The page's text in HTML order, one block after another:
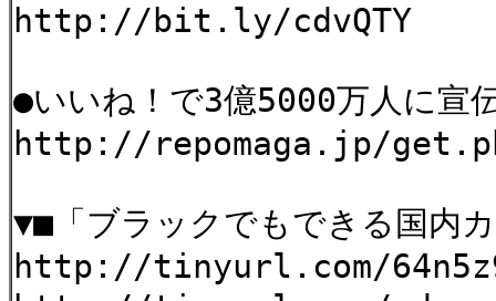
http://bit.ly/cdvQTY
●いいね！で3億5000万人に宣
http://repomaga.jp/
▼■「ブラックでもできる国内
http://tinyurl.com/